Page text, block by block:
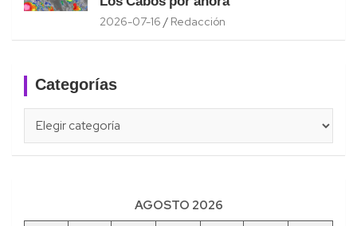
2026-07-16 Redacción
Categorías
AGOSTO 2026